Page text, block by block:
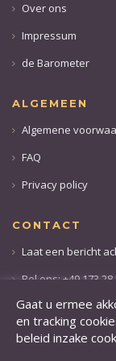
Over ons
Impressum
de Barometer
ALGEMEEN
Algemene
FAQ
Privacy policy
CONTACT
Laat een bericht
Bel ons: +49 173 28
Gaat u ermee
en tracking
beleid inzake